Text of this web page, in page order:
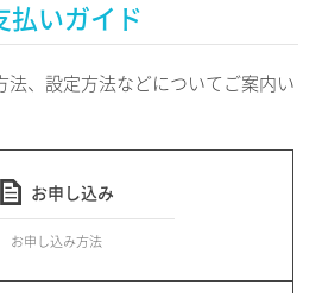
払いガイド
法、設定方法などについてご案内い
お申し込み
お申し込み方法